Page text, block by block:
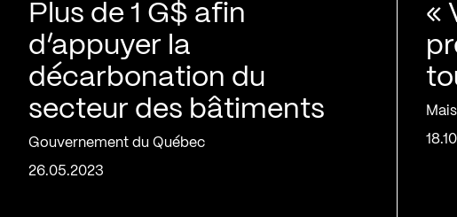
Plus de 1 G$ afin
d’appuyer la
décarbonation du
secteur des bâtiments
Gouvernement du Québec
26.05.2023
«